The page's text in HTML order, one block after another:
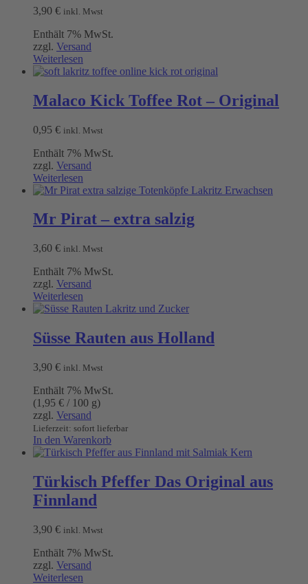
3,90 € inkl. Mwst
Enthält 7% MwSt.
zzgl. Versand
Weiterlesen
Malaco Kick Toffee Rot – Original
0,95 € inkl. Mwst
Enthält 7% MwSt.
zzgl. Versand
Weiterlesen
Mr Pirat – extra salzig
3,60 € inkl. Mwst
Enthält 7% MwSt.
zzgl. Versand
Weiterlesen
Süsse Rauten aus Holland
3,90 € inkl. Mwst
Enthält 7% MwSt.
(1,95 € / 100 g)
zzgl. Versand
Lieferzeit: sofort lieferbar
In den Warenkorb
Türkisch Pfeffer Das Original aus
Finnland
3,90 € inkl. Mwst
Enthält 7% MwSt.
zzgl. Versand
Weiterlesen